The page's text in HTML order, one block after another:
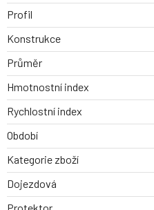
Profil
Konstrukce
Průměr
Hmotnostní index
Rychlostní index
Období
Kategorie zboží
Dojezdová